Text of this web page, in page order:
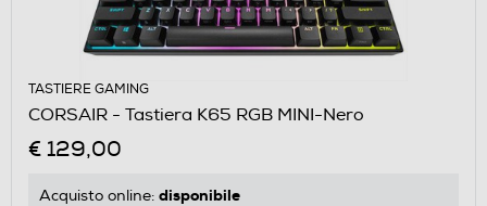
TASTIERE GAMING
CORSAIR - Tastiera K65 RGB MINI-Nero
€ 129,00
Acquisto online: disponibile